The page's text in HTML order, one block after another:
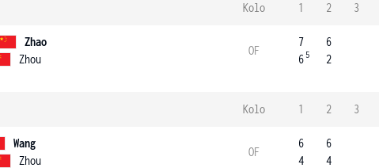
Kolo 1 2 3
Zhao
Zhou
OF
7
6 5
6
2
Kolo 1 2 3
Wang
Zhou
OF
6
4
6
4